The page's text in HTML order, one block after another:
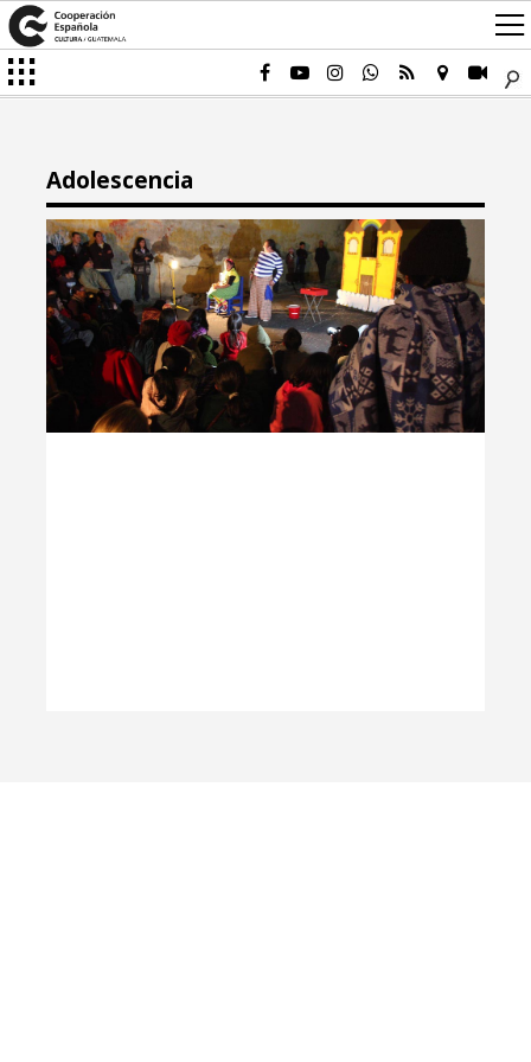
Adolescencia